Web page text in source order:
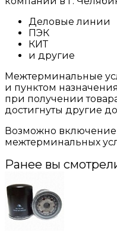
Деловые линии
ПЭК
КИТ
и другие
Межтерминальные
и пунктом
при получении
достигнуты другие
Возможно включение
межтерминальных
Ранее вы